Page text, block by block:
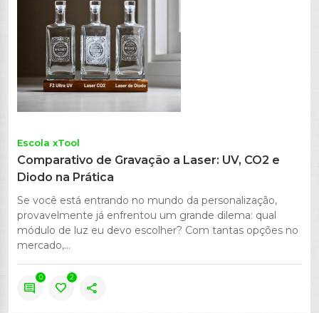
Escola xTool
Comparativo de Gravação a Laser: UV, CO2 e
Diodo na Prática
Se você está entrando no mundo da personalização,
provavelmente já enfrentou um grande dilema: qual
módulo de luz eu devo escolher? Com tantas opções no
mercado,...
comment
0
favorite
2
share